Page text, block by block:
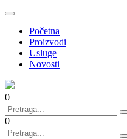
Početna
Proizvodi
Usluge
Novosti
0
0